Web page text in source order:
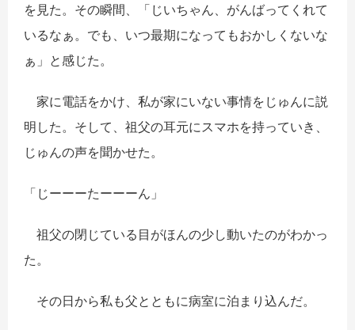
を見た。その瞬間、「じいちゃん、がんばってくれて
いるなぁ。でも、いつ最期になってもおかしくないな
ぁ」と感じた。
家に電話をかけ、私が家にいない事情をじゅんに説
明した。そして、祖父の耳元にスマホを持っていき、
じゅんの声を聞かせた。
「じーーーたーーーん」
祖父の閉じている目がほんの少し動いたのがわかっ
た。
その日から私も父とともに病室に泊まり込んだ。